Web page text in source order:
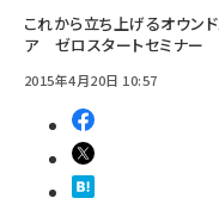
これから立ち上げるオウンド
ア ゼロスタートセミナー
2015年4月20日 10:57